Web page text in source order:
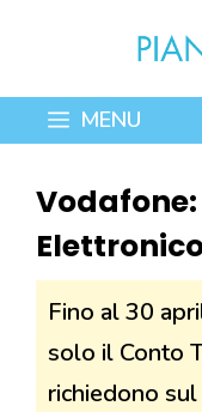
contenuto
MENU
Fino al 30
solo il Conto
richiedono